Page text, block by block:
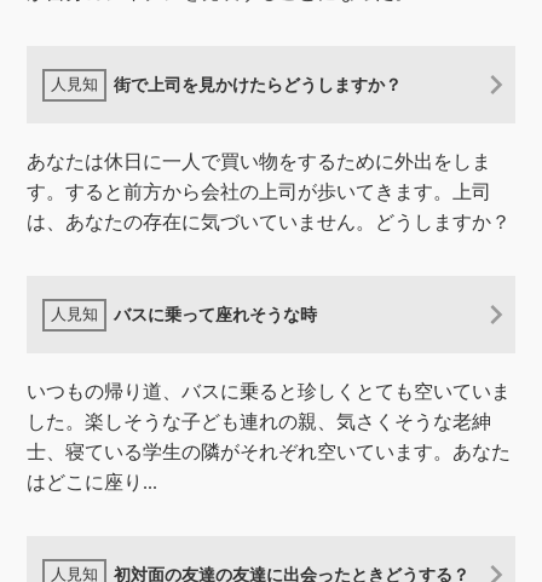
街で上司を見かけたらどうしますか？
あなたは休日に一人で買い物をするために外出をしま
す。すると前方から会社の上司が歩いてきます。上司
は、あなたの存在に気づいていません。どうしますか？
バスに乗って座れそうな時
いつもの帰り道、バスに乗ると珍しくとても空いていま
した。楽しそうな子ども連れの親、気さくそうな老紳
士、寝ている学生の隣がそれぞれ空いています。あなた
はどこに座り...
初対面の友達の友達に出会ったときどうする？